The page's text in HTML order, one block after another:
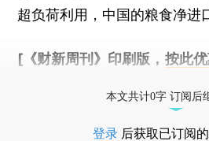
超负荷利用，中国的粮食净进
[《财新周刊》印刷版， 按此
本文共计0字 订阅后
登录 后获取已订阅